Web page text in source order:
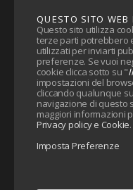
QUESTO SITO WEB
Questo sito utilizza
terze parti potrebbero
utilizzati per inviarti
preferenze. Se vuoi
cookie clicca sotto su "
impostazioni del
cliccando qualunque
navigazione di questo
maggiori informazioni
Privacy policy e Cookie.
Imposta Preferenze